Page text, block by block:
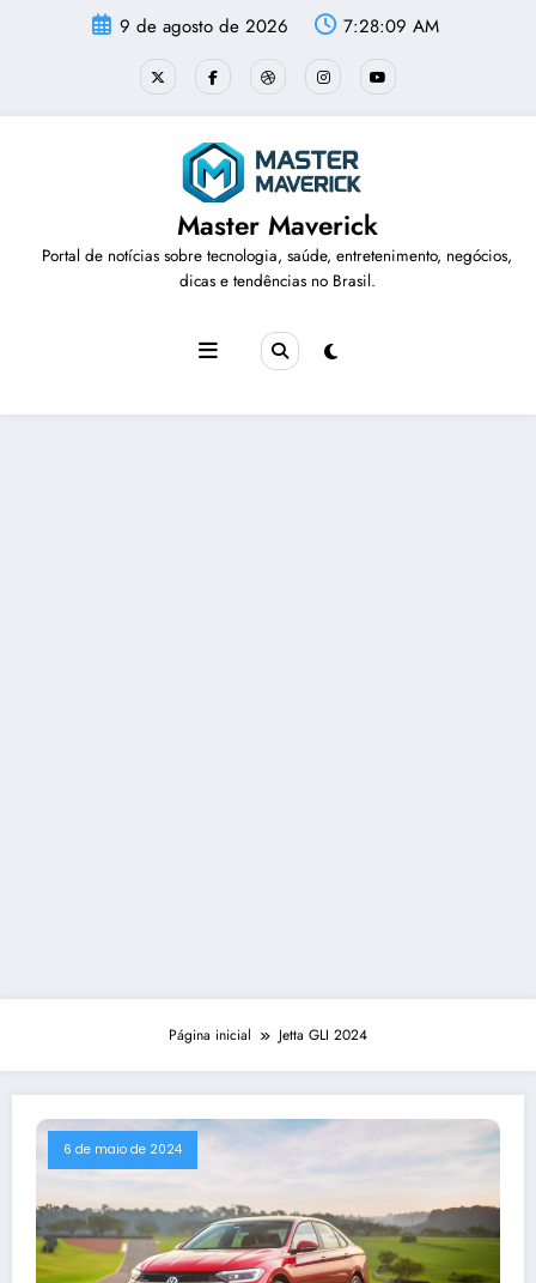
9 de agosto de 2026 7:28:09 AM
Master Maverick
Portal de notícias sobre tecnologia, saúde, entretenimento, negócios,
dicas e tendências no Brasil.
Página inicial Jetta GLI 2024
6 de maio de 2024